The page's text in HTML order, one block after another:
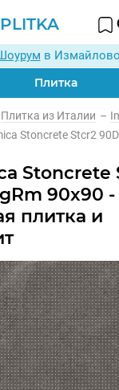
PLITKA
в Измайлово
Плитка
Плитка из Италии –
Stoncrete Stcr2
Stoncrete
90x90 -
плитка и